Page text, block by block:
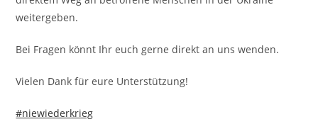
weitergeben.
Bei Fragen könnt Ihr euch gerne direkt an uns wenden.
Vielen Dank für eure Unterstützung!
#niewiederkrieg